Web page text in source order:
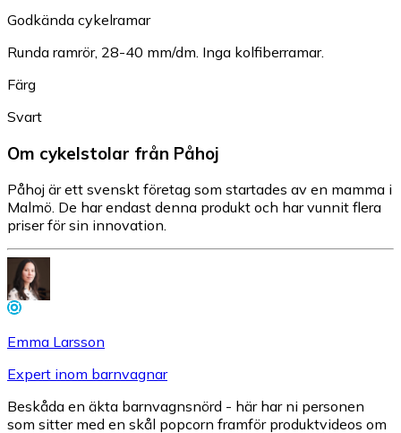
Godkända cykelramar
Runda ramrör, 28-40 mm/dm. Inga kolfiberramar.
Färg
Svart
Om cykelstolar från Påhoj
Påhoj är ett svenskt företag som startades av en mamma i
Malmö. De har endast denna produkt och har vunnit flera
priser för sin innovation.
Emma Larsson
Expert inom barnvagnar
Beskåda en äkta barnvagnsnörd - här har ni personen
som sitter med en skål popcorn framför produktvideos om